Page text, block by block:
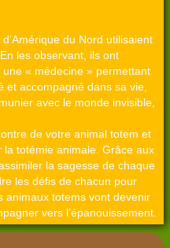
du Nord utilisaient
les observant, ils ont
« médecine » permettant
et accompagné dans sa vie,
avec le monde invisible,
de votre animal totem et
totémie animale. Grâce aux
la sagesse de chaque
les défis de chacun pour
animaux totems vont devenir
vers l’épanouissement.